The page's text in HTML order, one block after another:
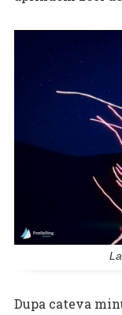
Dupa cateva